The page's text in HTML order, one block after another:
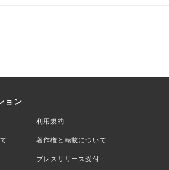
ョン
利用規約
著作権と転載について
プレスリリース受付